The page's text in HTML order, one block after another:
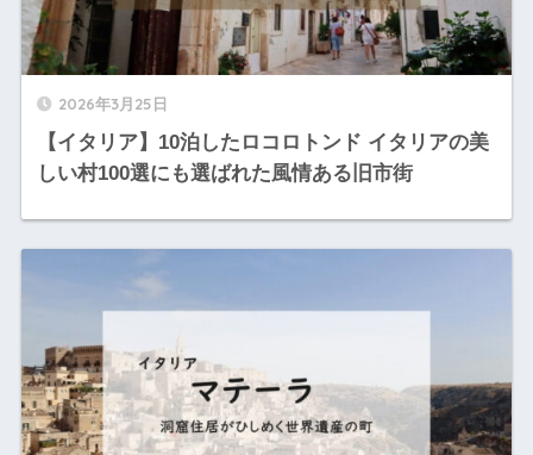
2026年3月25日
【イタリア】10泊したロコロトンド イタリアの美
しい村100選にも選ばれた風情ある旧市街